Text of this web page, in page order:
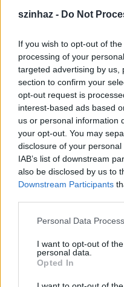
szinhaz - Do Not
If you wish to opt-out of
processing of your
targeted advertising by us,
section to confirm your
opt-out request is
interest-based ads based
us or personal information
your opt-out. You may
disclosure of your
IAB’s list of downstream
also be disclosed by us to
Downstream Participants
Please note that this
not limited to your visit or
grant or deny consent to
use your data for below
consent section.
Personal Data
I want to opt-out of
personal data.
Opted In
Mi ennek az oka?
– Az, hogy a
önmagában a mai
érthető, de a test sokat
kifejezésmódja
érthető.
British Council
járt, mert ön is, mint
értelmiség jelentős
– Szerintem ez egy
volt Európához és az
mi is részesei vagyunk.